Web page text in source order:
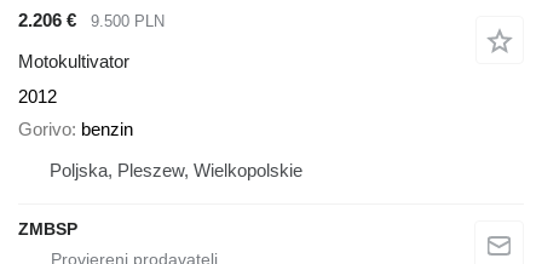
2.206 €
9.500 PLN
Motokultivator
2012
Gorivo benzin
Poljska, Pleszew, Wielkopolskie
ZMBSP